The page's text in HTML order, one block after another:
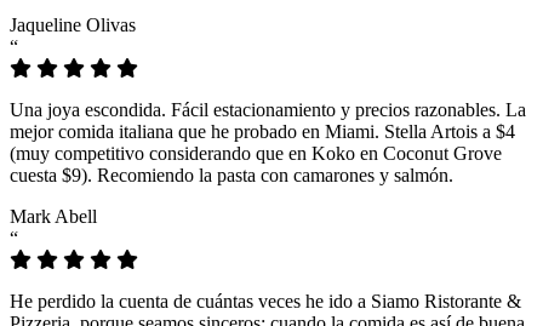
Jaqueline Olivas
“
Una joya escondida. Fácil estacionamiento y precios razonables. La
mejor comida italiana que he probado en Miami. Stella Artois a $4
(muy competitivo considerando que en Koko en Coconut Grove
cuesta $9). Recomiendo la pasta con camarones y salmón.
Mark Abell
“
He perdido la cuenta de cuántas veces he ido a Siamo Ristorante &